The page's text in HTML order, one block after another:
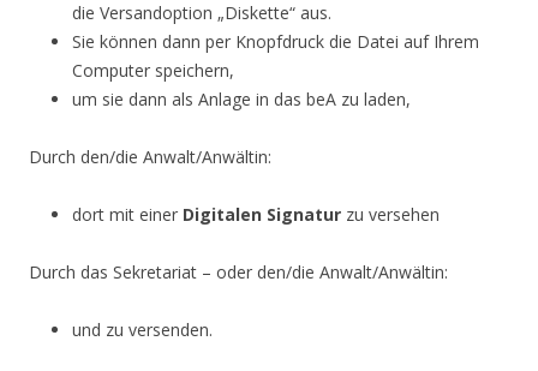
die Versandoption „Diskette“ aus.
Sie können dann per Knopfdruck die Datei auf Ihrem
Computer speichern,
um sie dann als Anlage in das beA zu laden,
Durch den/die Anwalt/Anwältin:
dort mit einer Digitalen Signatur zu versehen
Durch das Sekretariat – oder den/die Anwalt/Anwältin:
und zu versenden.